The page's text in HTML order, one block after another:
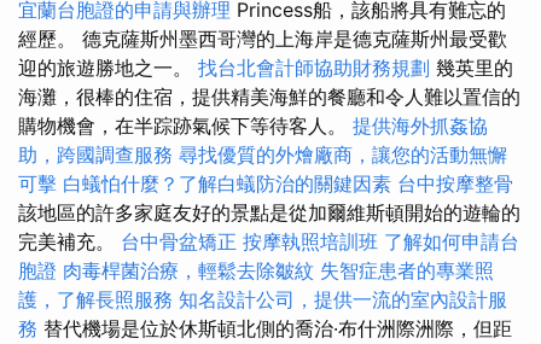
宜蘭台胞證的申請與辦理 Princess船，該船將具有難忘的
經歷。 德克薩斯州墨西哥灣的上海岸是德克薩斯州最受歡
迎的旅遊勝地之一。 找台北會計師協助財務規劃 幾英里的
海灘，很棒的住宿，提供精美海鮮的餐廳和令人難以置信的
購物機會，在半踪跡氣候下等待客人。 提供海外抓姦協
助，跨國調查服務 尋找優質的外燴廠商，讓您的活動無懈
可擊 白蟻怕什麼？了解白蟻防治的關鍵因素 台中按摩整骨
該地區的許多家庭友好的景點是從加爾維斯頓開始的遊輪的
完美補充。 台中骨盆矯正 按摩執照培訓班 了解如何申請台
胞證 肉毒桿菌治療，輕鬆去除皺紋 失智症患者的專業照
護，了解長照服務 知名設計公司，提供一流的室內設計服
務 替代機場是位於休斯頓北側的喬治·布什洲際洲際，但距